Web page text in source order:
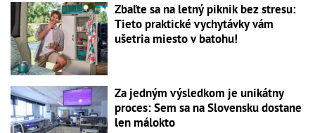
Zbaľte sa na letný piknik bez stresu:
Tieto praktické vychytávky vám
ušetria miesto v batohu!
Za jedným výsledkom je unikátny
proces: Sem sa na Slovensku dostane
len málokto